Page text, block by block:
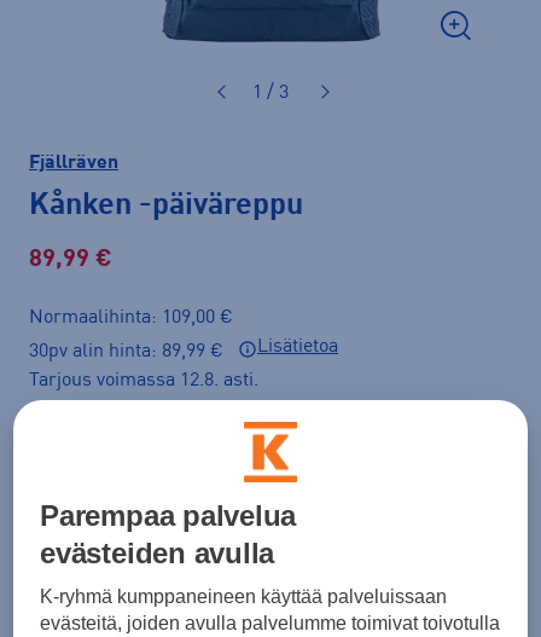
1 / 3
Fjällräven
Kånken -päiväreppu
89,99 €
Normaalihinta: 109,00 €
30pv alin hinta: 89,99 €
Lisätietoa
Tarjous voimassa 12.8. asti.
Parempaa palvelua
evästeiden avulla
K-ryhmä kumppaneineen käyttää palveluissaan
evästeitä, joiden avulla palvelumme toimivat toivotulla